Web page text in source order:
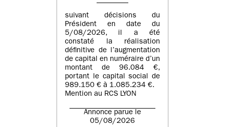
suivant décisions du
Président en date du
5/08/2026, il a été
constaté la réalisation
définitive de l’augmentation
de capital en numéraire d’un
montant de 96.084 €,
portant le capital social de
989.150 € à 1.085.234 €.
Mention au RCS LYON
Annonce parue le
05/08/2026